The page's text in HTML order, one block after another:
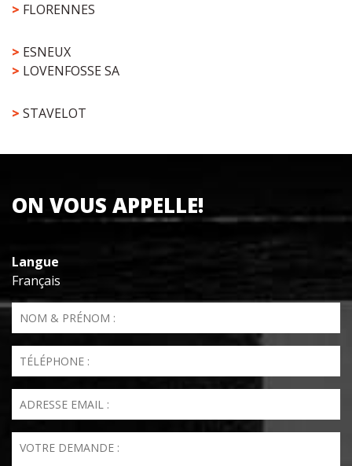
> FLORENNES
> ESNEUX
> LOVENFOSSE SA
> STAVELOT
ON VOUS APPELLE!
Langue
Français
Nom & Prénom *
Téléphone*
Email*
Votre demande*